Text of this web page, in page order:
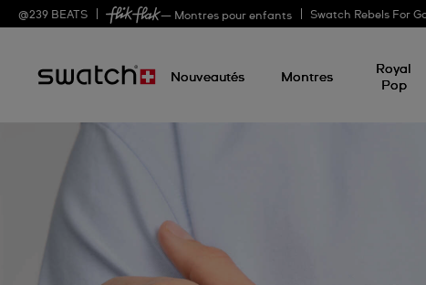
@239 BEATS — Montres pour enfants Swatch Rebels For
Nouveautés Montres
Royal
Pop